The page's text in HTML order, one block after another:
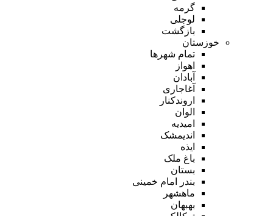
گرمه
لوجلی
بازگشت
خوزستان
تمام شهر‌ها
اهواز
آبادان
آغاجاری
اروندکنار
الوان
امیدیه
اندیمشک
ایذه
باغ ملک
بستان
بندر امام خمینی
ماهشهر
بهبهان